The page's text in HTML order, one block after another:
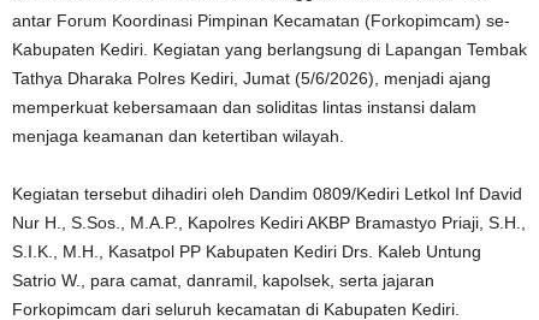
antar Forum Koordinasi Pimpinan Kecamatan (Forkopimcam) se-
Kabupaten Kediri. Kegiatan yang berlangsung di Lapangan Tembak
Tathya Dharaka Polres Kediri, Jumat (5/6/2026), menjadi ajang
memperkuat kebersamaan dan soliditas lintas instansi dalam
menjaga keamanan dan ketertiban wilayah.
Kegiatan tersebut dihadiri oleh Dandim 0809/Kediri Letkol Inf David
Nur H., S.Sos., M.A.P., Kapolres Kediri AKBP Bramastyo Priaji, S.H.,
S.I.K., M.H., Kasatpol PP Kabupaten Kediri Drs. Kaleb Untung
Satrio W., para camat, danramil, kapolsek, serta jajaran
Forkopimcam dari seluruh kecamatan di Kabupaten Kediri.